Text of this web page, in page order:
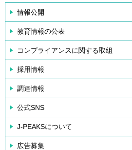
情報公開
教育情報の公表
コンプライアンスに関する取組
採用情報
調達情報
公式SNS
J-PEAKSについて
広告募集